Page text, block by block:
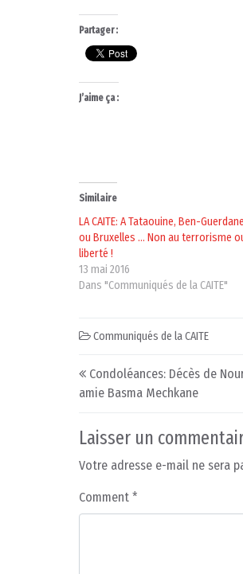
Partager :
J’aime ça :
Similaire
LA CAITE: A Tataouine, Ben-
ou Bruxelles … Non au terrorisme
liberté !
13 mai 2016
Dans "Communiqués de la CAITE"
Communiqués de la CAITE
Post navigation
Condoléances: Décès de
amie Basma Mechkane
Laisser un
Votre adresse e-mail ne sera
Comment *